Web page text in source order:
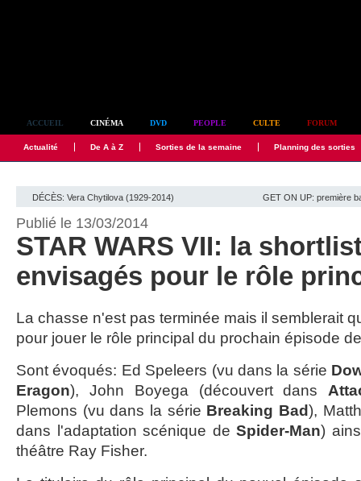
ACCUEIL CINÉMA DVD PEOPLE CULTE FORUM
Actualité De A à Z Sorties de la semaine Planning des sorties
DÉCÈS: Vera Chytilova (1929-2014) GET ON UP: première
Publié le 13/03/2014
STAR WARS VII: la
envisagés pour le rôle
La chasse n'est pas terminée mais il semblerait
pour jouer le rôle principal du prochain épisode
Sont évoqués: Ed Speleers (vu dans la série
Eragon), John Boyega (découvert dans
Plemons (vu dans la série Breaking Bad),
dans l'adaptation scénique deSpider-Man)
théâtre Ray Fisher.